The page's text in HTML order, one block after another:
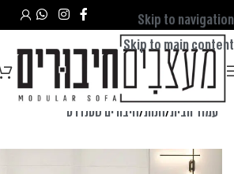
Skip to navigation
Skip to main content
עמוד הבית/חנות/חיבורים סטנדרט